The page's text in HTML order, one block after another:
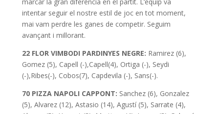
intentar seguir el nostre estil de joc en tot moment,
mai vam perdre les ganes de competir. Seguim
avançant i millorant.
22 FLOR VIMBODI PARDINYES NEGRE: Ramirez (6),
Gomez (5), Capell (-),Capell(4), Ortiga (-), Seydi
(-),Ribes(-), Cobos(7), Capdevila (-), Sans(-).
70 PIZZA NAPOLI CAPPONT: Sanchez (6), Gonzalez
(5), Alvarez (12), Astasio (14), Agustí (5), Sarrate (4),